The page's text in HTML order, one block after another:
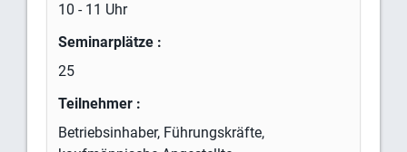
10 - 11 Uhr
Seminarplätze :
25
Teilnehmer :
Betriebsinhaber, Führungskräfte,